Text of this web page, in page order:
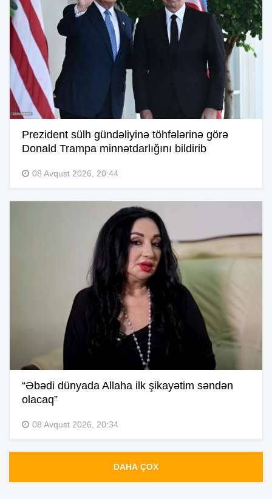
Prezident sülh gündəliyinə töhfələrinə görə
Donald Trampa minnətdarlığını bildirib
08 Avqust 2026, 20:44
“Əbədi dünyada Allaha ilk şikayətim səndən
olacaq”
08 Avqust 2026, 20:34
DAHA ÇOX